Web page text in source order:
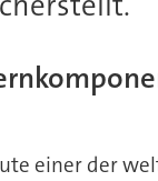
einer der